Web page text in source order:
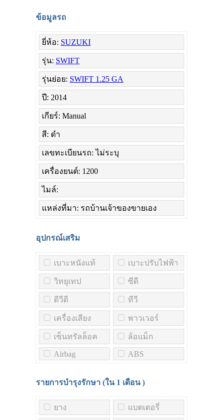
ข้อมูลรถ
ยี่ห้อ: SUZUKI
รุ่น: SWIFT
รุ่นย่อย: SWIFT 1.25 GA
ปี: 2014
เกียร์: Manual
สี: ดำ
เลขทะเบียนรถ: ไม่ระบุ
เครื่องยนต์: 1200
ไมล์:
แหล่งที่มา: รถบ้านเจ้าของขายเอง
อุปกรณ์เสริม
เบาะหนังแท้ เบาะปรับไฟฟ้า
วิทยุเทป ซีดี
ดีวีดี ทีวี
เครื่องเสียง พาวเวอร์
เซ็นทรัลล็อค ล้อแม็ก
Airbag ABS
รายการบำรุงรักษา (ใน 1 เดือน)
ยาง แบตเตอรี่